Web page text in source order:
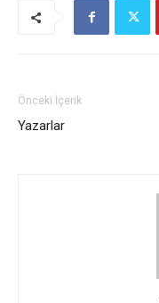
Önceki İçerik
Yazarlar